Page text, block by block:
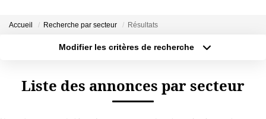
Accueil Recherche par secteur Résultats
Modifier les critères de recherche
Budget max
Liste des annonces par secteur